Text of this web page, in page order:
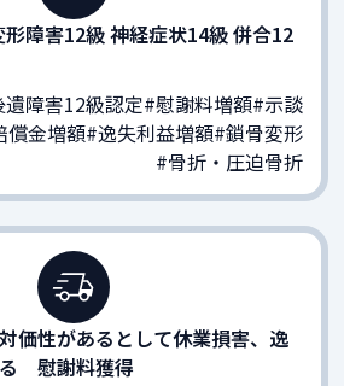
障害12級 神経症状14級 併合12
障害12級認定#慰謝料増額#示談
償金増額#逸失利益増額#鎖骨変形
#骨折・圧迫骨折
価性があるとして休業損害、逸
慰謝料獲得